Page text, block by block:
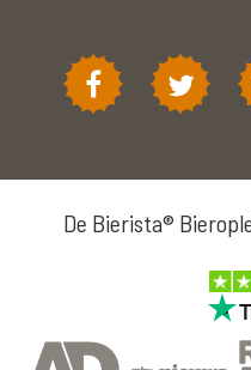
De Bierista®